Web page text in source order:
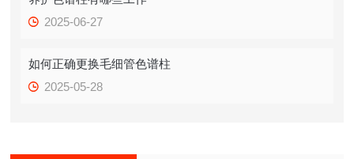
2025-06-27
如何正确更换毛细管色谱柱
2025-05-28